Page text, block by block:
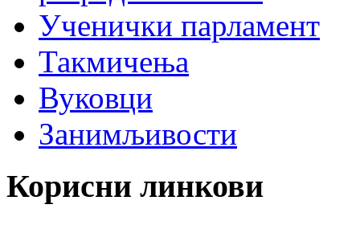
Ученички парламент
Такмичења
Вуковци
Занимљивости
Корисни линкови